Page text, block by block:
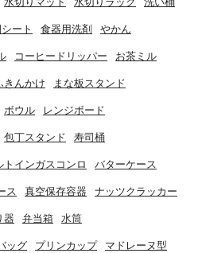
ート 食器用洗剤 やかん
コーヒードリッパー お茶ミル
きんかけ まな板スタンド
ボウル レンジボード
包丁スタンド 寿司桶
トインガスコンロ バターケース
ス 真空保存容器 ナッツクラッカー
器 弁当箱 水筒
ッグ プリンカップ マドレーヌ型